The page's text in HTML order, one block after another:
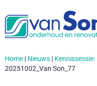
Home | Nieuws |
20251002_Van Son_77